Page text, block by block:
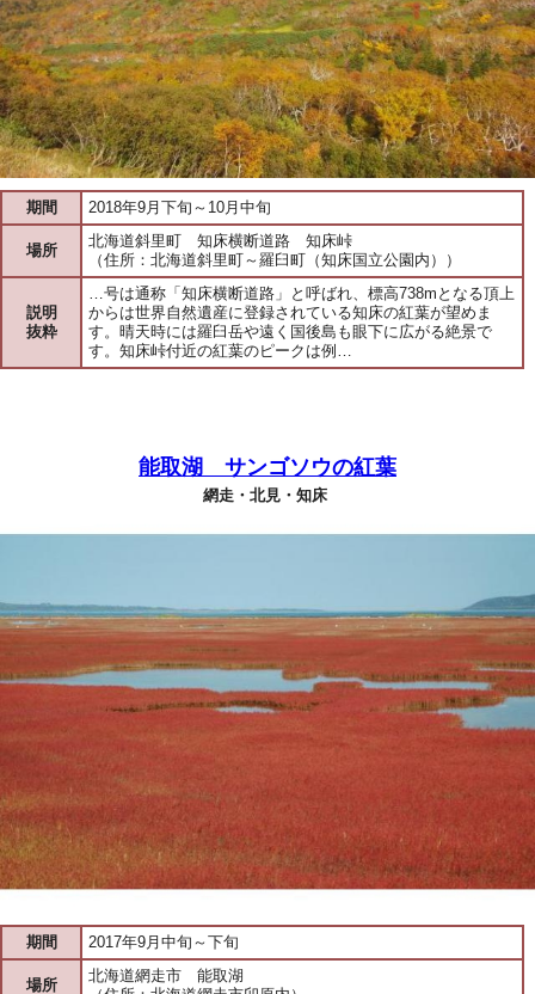
期間 2018年9月下旬～10月中旬
場所
北海道斜里町 知床横断道路 知床峠
（住所：北海道斜里町～羅臼町（知床国立公園内））
説明
抜粋
…号は通称「知床横断道路」と呼ばれ、標高738mとなる頂上
からは世界自然遺産に登録されている知床の紅葉が望めま
す。晴天時には羅臼岳や遠く国後島も眼下に広がる絶景で
す。知床峠付近の紅葉のピークは例…
能取湖 サンゴソウの紅葉
網走・北見・知床
期間 2017年9月中旬～下旬
場所
北海道網走市 能取湖